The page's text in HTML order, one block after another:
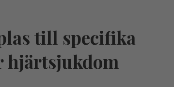
till specifika
hjärtsjukdom